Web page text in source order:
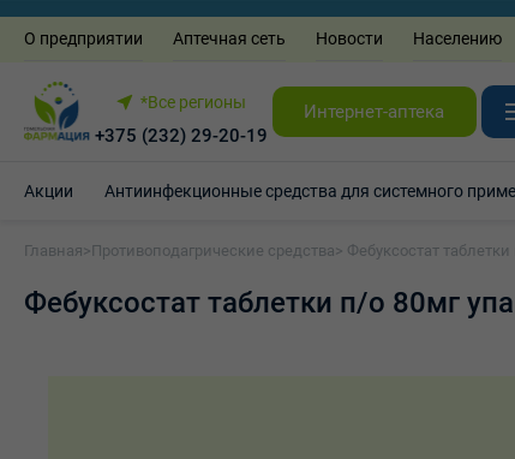
О предприятии Аптечная сеть Новости Населению
*Все регионы
+375 (232) 29-20-19
Интернет-аптека
Акции Антиинфекционные средства для системного
Главная >Противоподагрические средства > Фебуксостат
Фебуксостат таблетки п/о 80мг